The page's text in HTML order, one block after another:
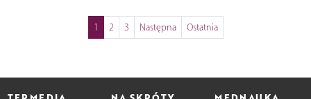
1 2 3 Następna Ostatnia